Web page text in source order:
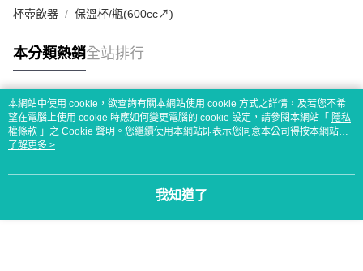
杯壺飲器 保溫杯/瓶(600cc↗)
本分類熱銷全站排行
熱門標籤
本網站中使用 cookie，欲查詢有關本網站使用 cookie 方式之詳情，及若您不希
望在電腦上使用 cookie 時應如何變更電腦的 cookie 設定，請參閱本網站「 隱私
權條款 」之 Cookie 聲明。您繼續使用本網站即表示您同意本公司得按本網站使
用條款之 Cookie 聲明使用 cookie。
了解更多 >
我知道了